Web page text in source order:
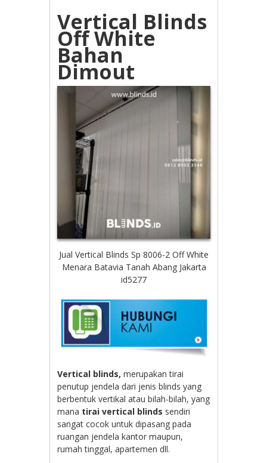
Vertical Blinds
Off White
Bahan
Dimout
Jual Vertical Blinds Sp 8006-2 Off White
Menara Batavia Tanah Abang Jakarta
id5277
Vertical blinds, merupakan tirai
penutup jendela dari jenis blinds yang
berbentuk vertikal atau bilah-bilah, yang
mana tirai vertical blinds sendiri
sangat cocok untuk dipasang pada
ruangan jendela kantor maupun,
rumah tinggal, apartemen dll.